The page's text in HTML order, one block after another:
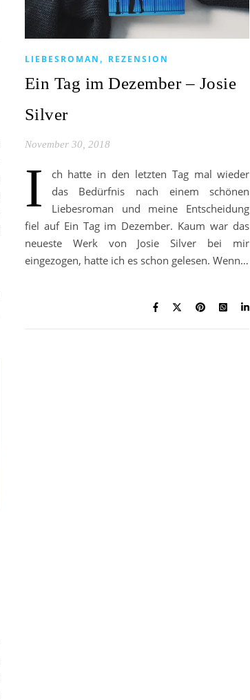
LIEBESROMAN , REZENSION
Ein Tag im Dezember – Josie
Silver
November 30, 2018
I
ch hatte in den letzten Tag mal wieder
das Bedürfnis nach einem schönen
Liebesroman und meine Entscheidung
fiel auf Ein Tag im Dezember. Kaum war das
neueste Werk von Josie Silver bei mir
eingezogen, hatte ich es schon gelesen. Wenn…